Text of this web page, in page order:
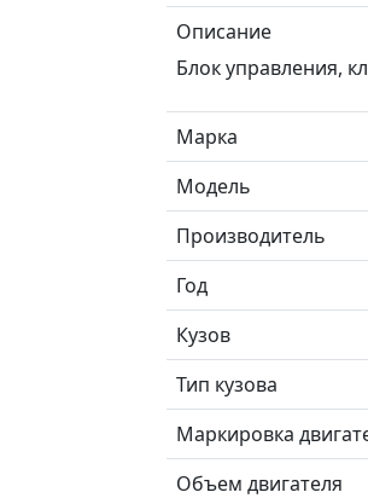
Описание
Блок управления,
Марка
Модель
Производитель
Год
Кузов
Тип кузова
Маркировка
Объем двигателя